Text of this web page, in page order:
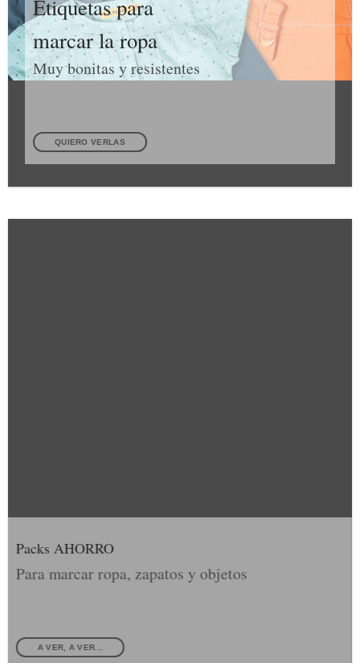
Etiquetas para
marcar la ropa
Muy bonitas y resistentes
QUIERO VERLAS
Packs AHORRO
Para marcar ropa, zapatos y objetos
A VER, A VER...